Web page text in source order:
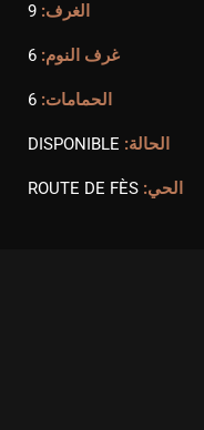
الغرف: 9
غرف النوم: 6
الحمامات: 6
الحالة: DISPONIBLE
الحي: ROUTE DE FÈS